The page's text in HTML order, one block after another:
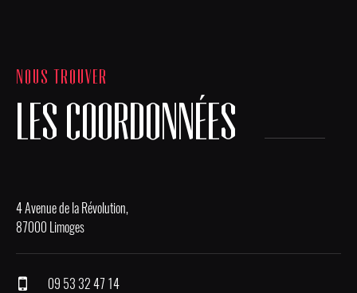
NOUS TROUVER
LES COORDONNÉES
4 Avenue de la Révolution,
87000 Limoges
09 53 32 47 14